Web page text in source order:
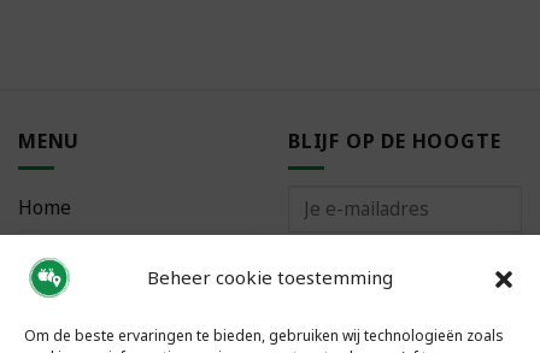
Beheer cookie toestemming
Om de beste ervaringen te bieden, gebruiken wij technologieën zoals
MENU
Home
Bestellen
Meest gestelde vragen
BLIJF OP DE HOOGTE